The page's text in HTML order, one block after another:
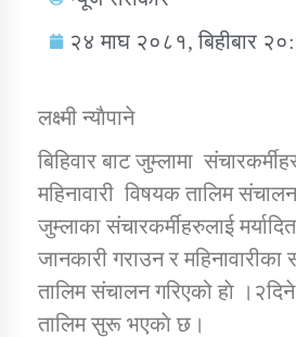
डिभिजन कार्यालय
कर्णाली प्रविधि
२४ माघ २०८१, बिहीबार
लक्ष्मी न्याैपाने
बिहिवार बाट जुम्लामा
महिनावारी विषयक तालिम
जुम्लाका संचारकर्मीहरुलाई मर्यादित
जानकारी गराउन र
तालिम संचालन गरिएको हाे ।२दिने
तालिम सुरू भएकाे छ।